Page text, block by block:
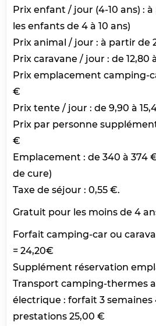
Prix enfant / jour (4-10 ans) :
les enfants de 4 à 10 ans)
Prix animal / jour : à partir de
Prix caravane / jour : de 12,80
Prix emplacement camping-
€
Prix tente / jour : de 9,90 à
Prix par personne
€
Emplacement : de 340 à 374
de cure)
Taxe de séjour : 0,55 €.
Gratuit pour les moins de 4
Forfait camping-car ou
= 24,20€
Supplément réservation
Transport camping-thermes
électrique : forfait 3 semaines
prestations 25,00 €